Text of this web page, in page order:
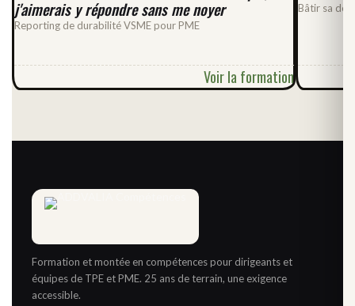
j'aimerais y répondre sans me noyer
Reporting de durabilité VSME pour PME
Voir la formation
Bâtir sa
Formation et montée en compétences pour dirigeants et
équipes de TPE et PME. 25 ans de terrain, une exigence
accessible.